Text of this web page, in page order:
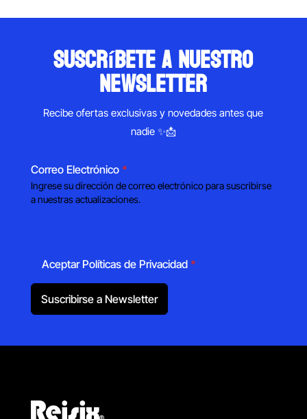
suscríbete a nuestro
newsletter
Recibe ofertas exclusivas y novedades antes que
nadie ✨📩
Correo Electrónico *
Ingrese su dirección de correo electrónico para suscribirse
a nuestras actualizaciones.
Aceptar Políticas de Privacidad *
Suscribirse a Newsletter